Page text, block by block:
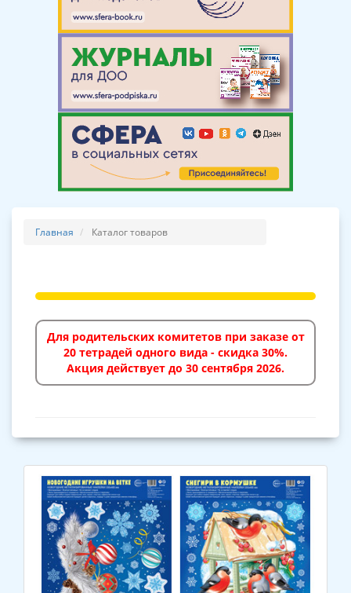
Главная Каталог товаров
Для родительских комитетов при заказе от
20 тетрадей одного вида - скидка 30%.
Акция действует до 30 сентября 2026.